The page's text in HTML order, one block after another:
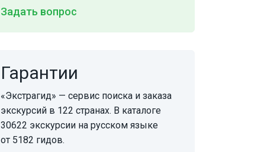
Задать вопрос
Гарантии
«Экстрагид» — сервис поиска и заказа
экскурсий в 122 странах. В каталоге
30622 экскурсии на русском языке
от 5182 гидов.